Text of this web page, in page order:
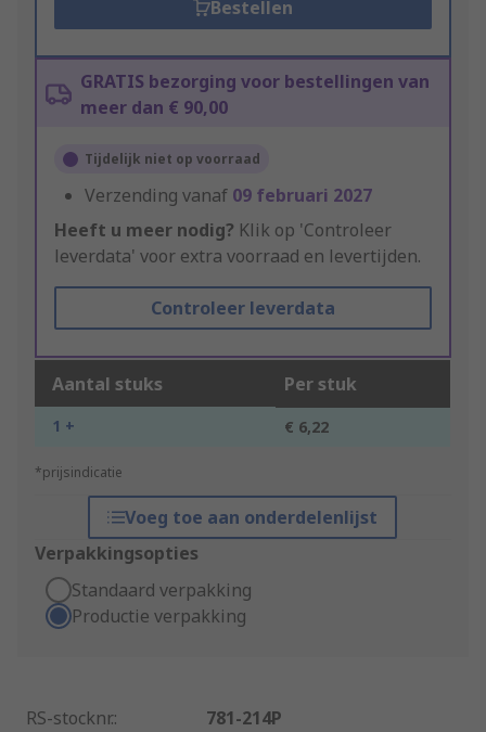
Bestellen
GRATIS bezorging voor bestellingen van
meer dan € 90,00
Tijdelijk niet op voorraad
Verzending vanaf 09 februari 2027
Heeft u meer nodig? Klik op 'Controleer
leverdata' voor extra voorraad en levertijden.
Controleer leverdata
Aantal stuks Per stuk
1 + € 6,22
*prijsindicatie
Voeg toe aan onderdelenlijst
Verpakkingsopties
Standaard verpakking
Productie verpakking
RS-stocknr.:
781-214P